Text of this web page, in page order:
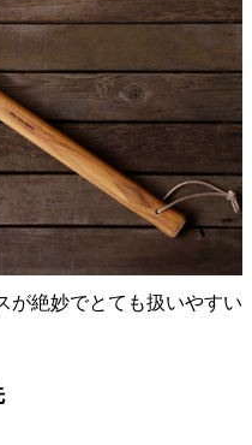
が絶妙でとても扱いやすい